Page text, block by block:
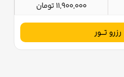
11,900,000 تومان
رزرو تــور